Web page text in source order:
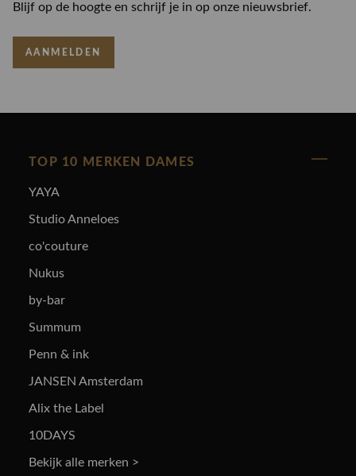
Blijf op de hoogte en schrijf je in op onze nieuwsbrief.
AANMELDEN
TOP 10 MERKEN DAMES
YAYA
Studio Anneloes
co'couture
Nukus
by-bar
Summum
Penn & ink
JANSEN Amsterdam
Alix the Label
10DAYS
Bekijk alle merken >